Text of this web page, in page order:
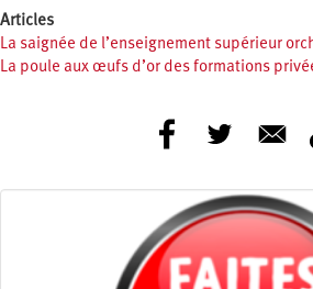
Articles
La saignée de l’enseignement supérieur
La poule aux œufs d’or des formations